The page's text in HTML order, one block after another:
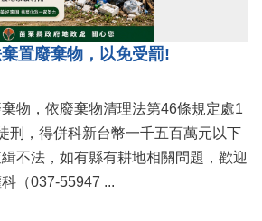
置廢棄物，以免受罰!
物，依廢棄物清理法第46條規定處1
刑，得併科新台幣一千五百萬元以下
不法，如有縣有耕地相關問題，歡迎
洽詢本府地政處地權科（037-55947 ...